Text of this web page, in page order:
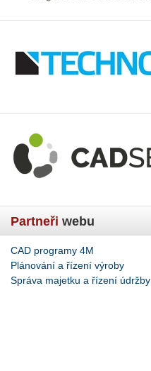
Partneři webu
CAD programy 4M
Plánování a řízení výroby
Správa majetku a řízení údržby